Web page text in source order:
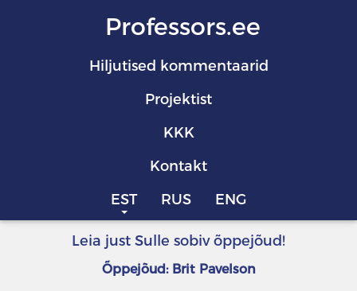
Professors.ee
Hiljutised kommentaarid
Projektist
KKK
Kontakt
EST
RUS ENG
Leia just Sulle sobiv õppejõud!
Õppejõud: Brit Pavelson